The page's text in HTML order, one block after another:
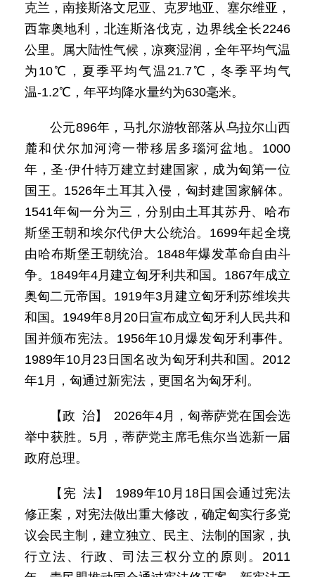
克兰，南接斯洛文尼亚、克罗地亚、塞尔维亚，
西靠奥地利，北连斯洛伐克，边界线全长2246
公里。属大陆性气候，凉爽湿润，全年平均气温
为10℃，夏季平均气温21.7℃，冬季平均气
温-1.2℃，年平均降水量约为630毫米。
公元896年，马扎尔游牧部落从乌拉尔山西
麓和伏尔加河湾一带移居多瑙河盆地。1000
年，圣·伊什特万建立封建国家，成为匈第一位
国王。1526年土耳其入侵，匈封建国家解体。
1541年匈一分为三，分别由土耳其苏丹、哈布
斯堡王朝和埃尔代伊大公统治。1699年起全境
由哈布斯堡王朝统治。1848年爆发革命自由斗
争。1849年4月建立匈牙利共和国。1867年成立
奥匈二元帝国。1919年3月建立匈牙利苏维埃共
和国。1949年8月20日宣布成立匈牙利人民共和
国并颁布宪法。1956年10月爆发匈牙利事件。
1989年10月23日国名改为匈牙利共和国。2012
年1月，匈通过新宪法，更国名为匈牙利。
【政 治】 2026年4月，匈蒂萨党在国会选
举中获胜。5月，蒂萨党主席毛焦尔当选新一届
政府总理。
【宪 法】 1989年10月18日国会通过宪法
修正案，对宪法做出重大修改，确定匈实行多党
议会民主制，建立独立、民主、法制的国家，执
行立法、行政、司法三权分立的原则。2011